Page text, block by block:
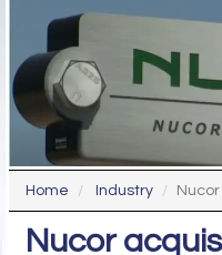
Home Industry
Nucor